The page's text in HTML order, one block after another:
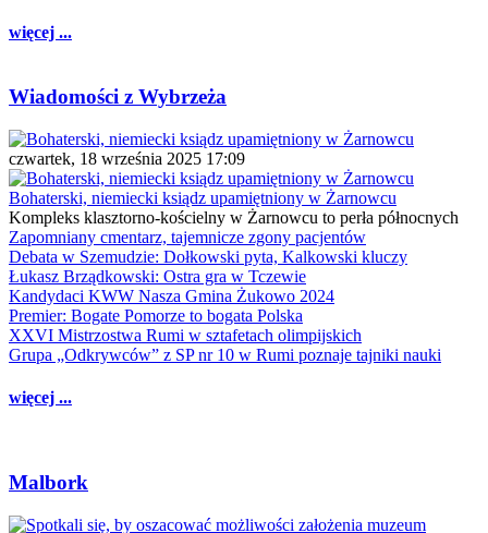
więcej ...
Wiadomości z Wybrzeża
czwartek, 18 września 2025 17:09
Bohaterski, niemiecki ksiądz upamiętniony w Żarnowcu
Kompleks klasztorno-kościelny w Żarnowcu to perła północnych
Zapomniany cmentarz, tajemnicze zgony pacjentów
Debata w Szemudzie: Dołkowski pyta, Kalkowski kluczy
Łukasz Brządkowski: Ostra gra w Tczewie
Kandydaci KWW Nasza Gmina Żukowo 2024
Premier: Bogate Pomorze to bogata Polska
XXVI Mistrzostwa Rumi w sztafetach olimpijskich
Grupa „Odkrywców” z SP nr 10 w Rumi poznaje tajniki nauki
więcej ...
Malbork